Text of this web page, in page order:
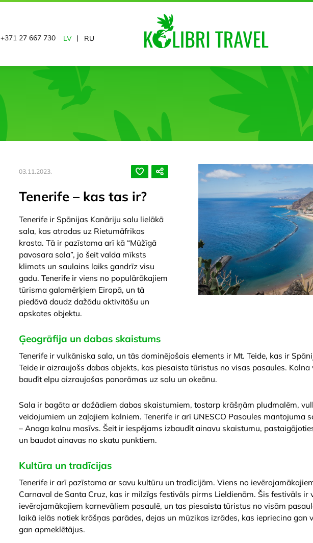
+371 27 667 730 LV RU
03.11.2023.
Tenerife – kas tas ir?
Tenerife ir Spānijas Kanāriju salu lielākā
sala, kas atrodas uz Rietumāfrikas
krasta. Tā ir pazīstama arī kā “Mūžīgā
pavasara sala”, jo šeit valda mīksts
klimats un saulains laiks gandrīz visu
gadu. Tenerife ir viens no populārākajiem
tūrisma galamērķiem Eiropā, un tā
piedāvā daudz dažādu aktivitāšu un
apskates objektu.
Ģeogrāfija un dabas skaistums
Tenerife ir vulkāniska sala, un tās dominējošais elements ir Mt. Teide, kas ir
Teide ir aizraujošs dabas objekts, kas piesaista tūristus no visas pasaules.
baudīt elpu aizraujošas panorāmas uz salu un okeānu.
Sala ir bagāta ar dažādiem dabas skaistumiem, tostarp krāšņām pludmalēm,
veidojumiem un zaļajiem kalniem. Tenerife ir arī UNESCO Pasaules mantojuma
– Anaga kalnu masīvs. Šeit ir iespējams izbaudīt ainavu skaistumu,
un baudot ainavas no skatu punktiem.
Kultūra un tradīcijas
Tenerife ir arī pazīstama ar savu kultūru un tradīcijām. Viens no
Carnaval de Santa Cruz, kas ir milzīgs festivāls pirms Lieldienām. Šis festivāls ir
ievērojamākajiem karnevāliem pasaulē, un tas piesaista tūristus no visām
laikā ielās notiek krāšņas parādes, dejas un mūzikas izrādes, kas iepriecina gan
gan apmeklētājus.